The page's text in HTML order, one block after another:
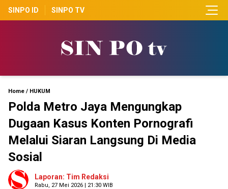
SINPO ID SINPO TV
Home / HUKUM
Polda Metro Jaya Mengungkap
Dugaan Kasus Konten Pornografi
Melalui Siaran Langsung Di Media
Sosial
Laporan: Tim Redaksi
Rabu, 27 Mei 2026 | 21:30 WIB